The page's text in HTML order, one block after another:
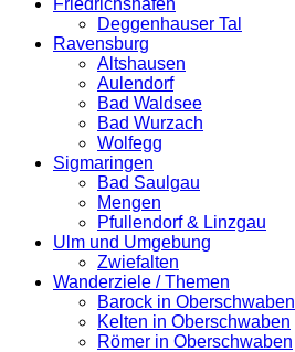
Friedrichshafen
Deggenhauser Tal
Ravensburg
Altshausen
Aulendorf
Bad Waldsee
Bad Wurzach
Wolfegg
Sigmaringen
Bad Saulgau
Mengen
Pfullendorf & Linzgau
Ulm und Umgebung
Zwiefalten
Wanderziele / Themen
Barock in Oberschwaben
Kelten in Oberschwaben
Römer in Oberschwaben